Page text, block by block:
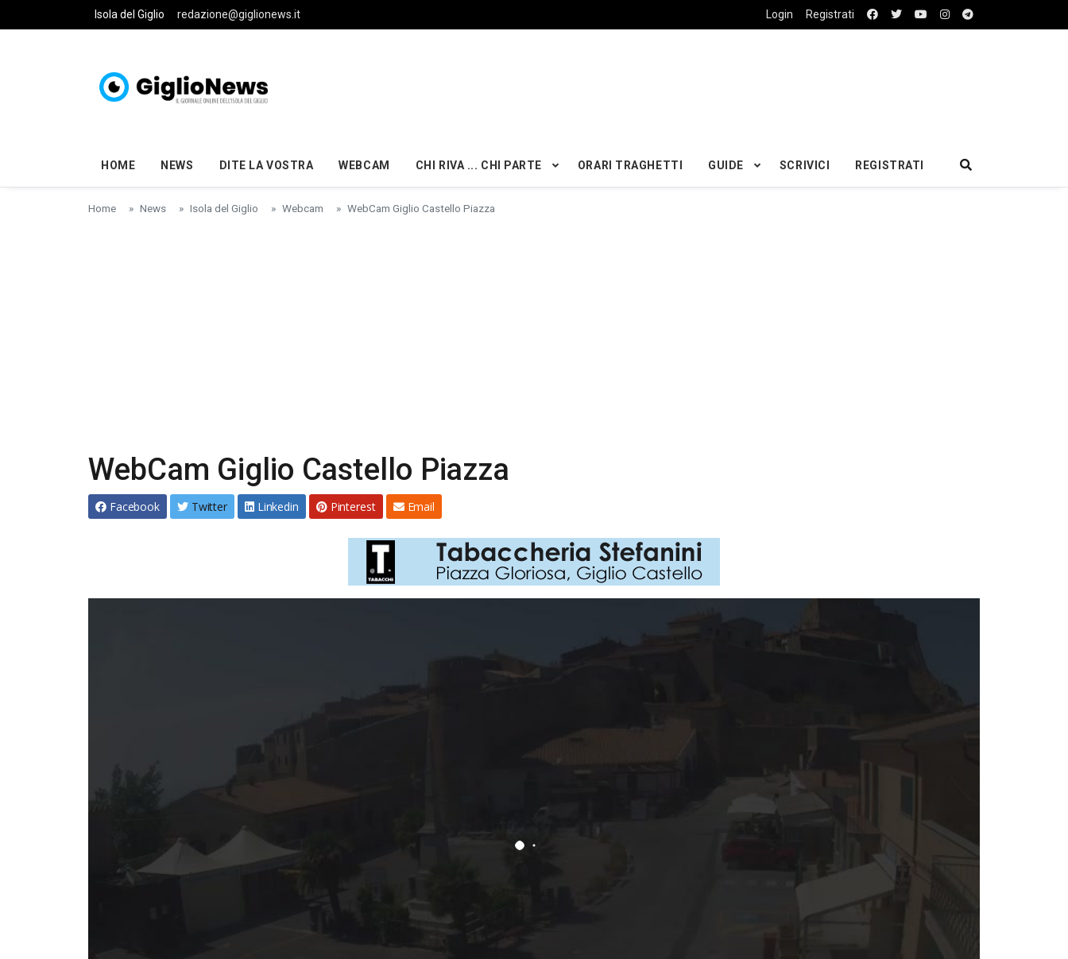
Skip to main content
Isola del Giglio redazione@giglionews.it Login Registrati
HOME NEWS DITE LA VOSTRA WEBCAM CHI RIVA ... CHI PARTE ORARI TRAGHETTI GUIDE SCRIVICI REGISTRATI
Home News Isola del Giglio Webcam WebCam Giglio Castello Piazza
WebCam Giglio Castello Piazza
Facebook Twitter Linkedin Pinterest Email